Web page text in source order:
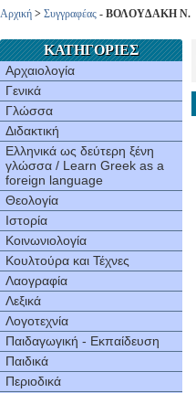
Αρχική > Συγγραφέας - ΒΟΛOYΔAKH N.
ΚΑΤΗΓΟΡΙΕΣ
Αρχαιολογία
Γενικά
Γλώσσα
Διδακτική
Ελληνικά ως δεύτερη ξένη
γλώσσα / Learn Greek as a
foreign language
Θεολογία
Ιστορία
Κοινωνιολογία
Κουλτούρα και Τέχνες
Λαογραφία
Λεξικά
Λογοτεχνία
Παιδαγωγική - Εκπαίδευση
Παιδικά
Περιοδικά